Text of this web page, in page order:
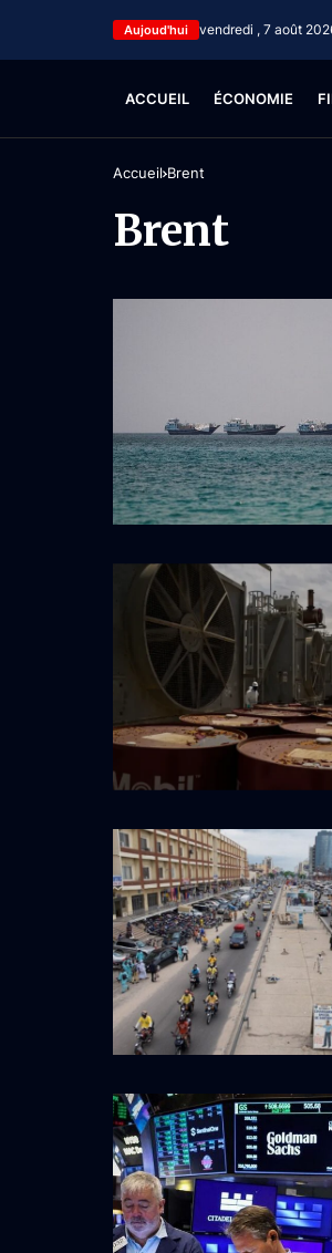
Aujoud'hui vendredi , 7 août
ACCUEIL ÉCONOMIE
Accueil Brent
Brent